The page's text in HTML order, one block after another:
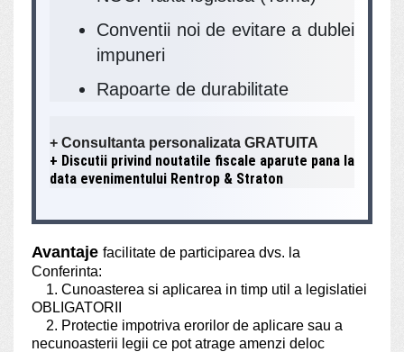
Conventii noi de evitare a dublei
impuneri
Rapoarte de durabilitate
+ Consultanta personalizata GRATUITA
+ Discutii privind noutatile fiscale aparute pana la
data evenimentului Rentrop & Straton
Avantaje facilitate de participarea dvs. la
Conferinta:
1. Cunoasterea si aplicarea in timp util a legislatiei
OBLIGATORII
2. Protectie impotriva erorilor de aplicare sau a
necunoasterii legii ce pot atrage amenzi deloc